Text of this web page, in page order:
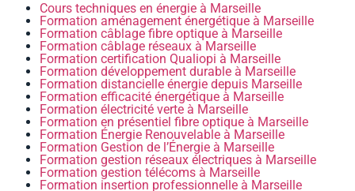
Cours techniques en énergie à Marseille
Formation aménagement énergétique à Marseille
Formation câblage fibre optique à Marseille
Formation câblage réseaux à Marseille
Formation certification Qualiopi à Marseille
Formation développement durable à Marseille
Formation distancielle énergie depuis Marseille
Formation efficacité énergétique à Marseille
Formation électricité verte à Marseille
Formation en présentiel fibre optique à Marseille
Formation Énergie Renouvelable à Marseille
Formation Gestion de l’Énergie à Marseille
Formation gestion réseaux électriques à Marseille
Formation gestion télécoms à Marseille
Formation insertion professionnelle à Marseille